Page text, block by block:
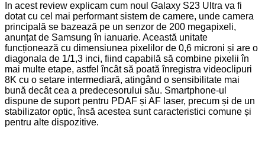
In acest review explicam cum noul Galaxy S23 Ultra va fi
dotat cu cel mai performant sistem de camere, unde camera
principală se bazează pe un senzor de 200 megapixeli,
anunțat de Samsung în ianuarie. Această unitate
funcționează cu dimensiunea pixelilor de 0,6 microni și are o
diagonala de 1/1,3 inci, fiind capabilă să combine pixelii în
mai multe etape, astfel încât să poată înregistra videoclipuri
8K cu o setare intermediară, atingând o sensibilitate mai
bună decât cea a predecesorului său. Smartphone-ul
dispune de suport pentru PDAF și AF laser, precum și de un
stabilizator optic, însă acestea sunt caracteristici comune și
pentru alte dispozitive.